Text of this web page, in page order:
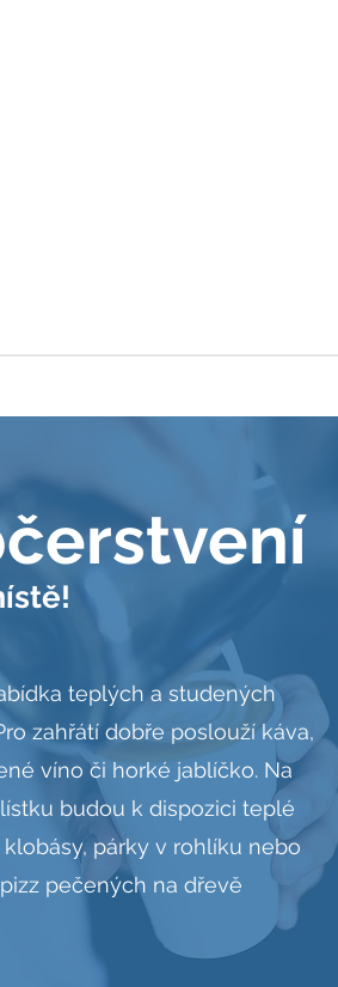
teplých a studených
zahřátí dobře poslouží káva,
víno či horké jablíčko. Na
budou k dispozici teplé
párky v rohlíku nebo
pečených na dřevě